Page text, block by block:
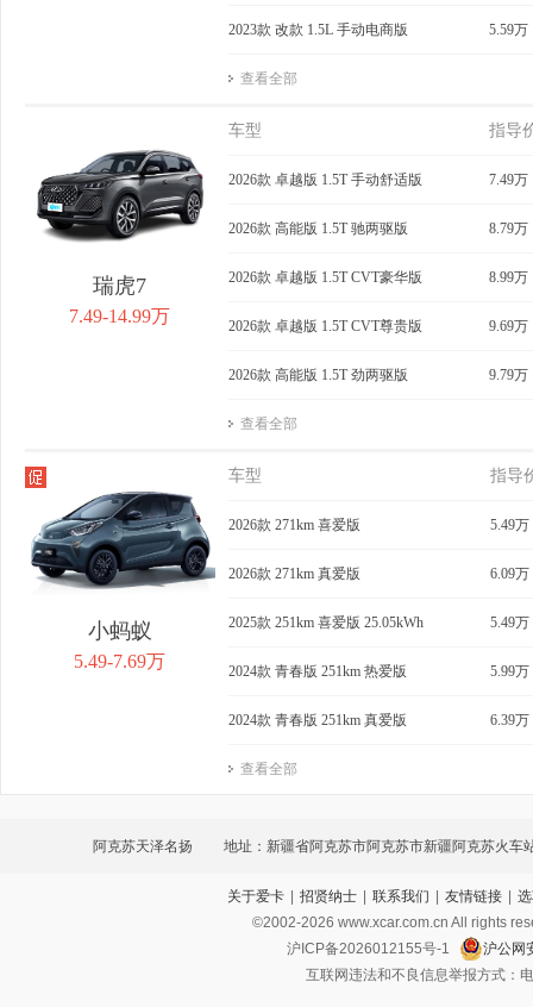
2023款 改款 1.5L 手动电商版 5.59万
查看全部
瑞虎7
7.49-14.99万
车型 指导
2026款 卓越版 1.5T 手动舒适版 7.49万
2026款 高能版 1.5T 驰两驱版 8.79万
2026款 卓越版 1.5T CVT豪华版 8.99万
2026款 卓越版 1.5T CVT尊贵版 9.69万
2026款 高能版 1.5T 劲两驱版 9.79万
查看全部
小蚂蚁
5.49-7.69万
车型 指导
2026款 271km 喜爱版 5.49万
2026款 271km 真爱版 6.09万
2025款 251km 喜爱版 25.05kWh 5.49万
2024款 青春版 251km 热爱版 5.99万
2024款 青春版 251km 真爱版 6.39万
查看全部
阿克苏天泽名扬 地址：新疆省阿克苏市阿克苏市新疆阿克苏火车
环路1号
关于爱卡 | 招贤纳士 | 联系我们 | 友情链接 |
©2002-2026 www.xcar.com.cn All rights
沪ICP备2026012155号-1
沪公网
互联网违法和不良信息举报方式：